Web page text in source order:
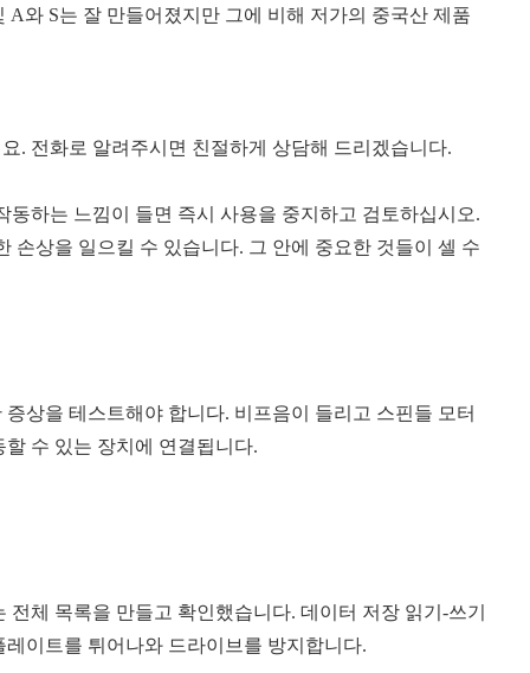
A와 S는 잘 만들어졌지만 그에 비해 저가의 중국산 제품
. 전화로 알려주시면 친절하게 상담해 드리겠습니다.
하는 느낌이 들면 즉시 사용을 중지하고 검토하십시오.
손상을 일으킬 수 있습니다. 그 안에 중요한 것들이 셀 수
상을 테스트해야 합니다. 비프음이 들리고 스핀들 모터
수 있는 장치에 연결됩니다.
전체 목록을 만들고 확인했습니다. 데이터 저장 읽기 -쓰기
이트를 튀어나와 드라이브를 방지합니다.